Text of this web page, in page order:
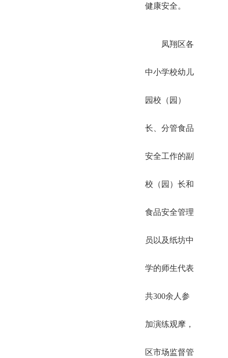
健康安全。
凤翔区各
中小学校幼儿
园校（园）
长、分管食品
安全工作的副
校（园）长和
食品安全管理
员以及纸坊中
学的师生代表
共300余人参
加演练观摩，
区市场监督管